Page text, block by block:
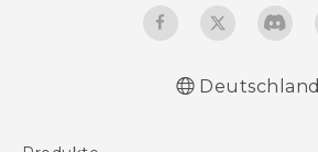
Deutschland